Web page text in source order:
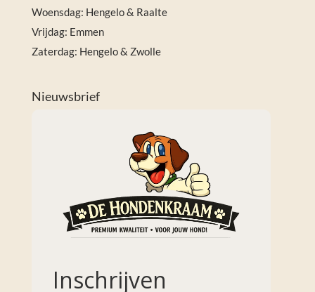
Woensdag: Hengelo & Raalte
Vrijdag: Emmen
Zaterdag: Hengelo & Zwolle
Nieuwsbrief
Inschrijven